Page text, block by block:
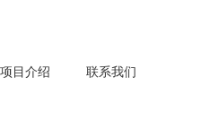
项目介绍 联系我们